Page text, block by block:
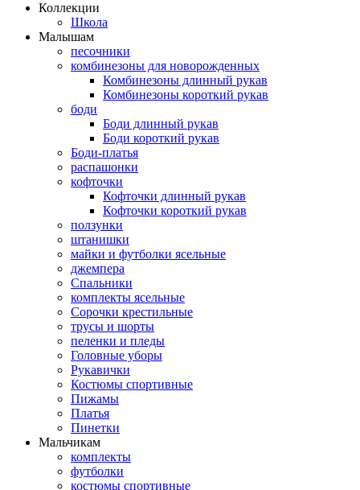
Коллекции
Школа
Малышам
песочники
комбинезоны для новорожденных
Комбинезоны длинный рукав
Комбинезоны короткий рукав
боди
Боди длинный рукав
Боди короткий рукав
Боди-платья
распашонки
кофточки
Кофточки длинный рукав
Кофточки короткий рукав
ползунки
штанишки
майки и футболки ясельные
джемпера
Спальники
комплекты ясельные
Сорочки крестильные
трусы и шорты
пеленки и пледы
Головные уборы
Рукавички
Костюмы спортивные
Пижамы
Платья
Пинетки
Мальчикам
комплекты
футболки
костюмы спортивные